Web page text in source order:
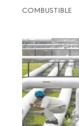
COMBUSTIBLE